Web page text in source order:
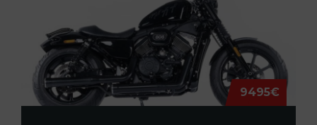
9495€